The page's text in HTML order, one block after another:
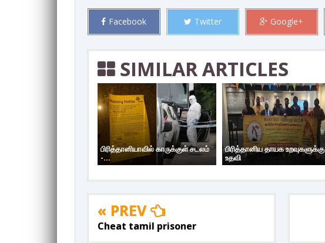
Facebook Twitter Google+
SIMILAR ARTICLES
பிரித்தானியாவில் காருக்குள் சடலம்
-...
பிரித்தானிய தாயக உறவுகளுக்கு
உதவி
« PREV
Cheat tamil prisoner